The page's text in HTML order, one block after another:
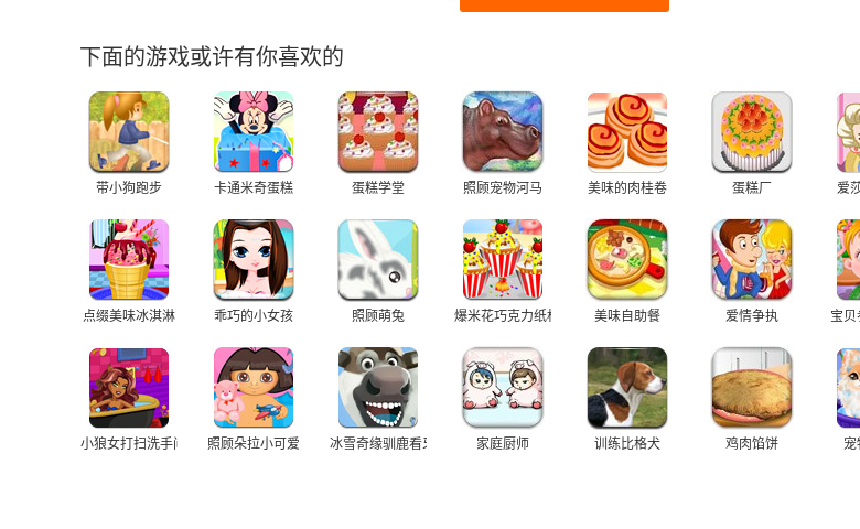
下面的游戏或许有你喜欢的
带小狗跑步 卡通米奇蛋糕 蛋糕学堂 照顾宠物河马 美味的肉桂卷 蛋糕厂 爱
点缀美味冰淇淋 乖巧的小女孩 照顾萌兔 爆米花巧克力纸杯蛋糕 美味自助餐 爱情争执 宝贝
小狼女打扫洗手间 照顾朵拉小可爱 冰雪奇缘驯鹿看牙 家庭厨师 训练比格犬 鸡肉馅饼 宠